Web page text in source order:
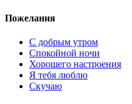
Пожелания
С добрым утром
Спокойной ночи
Хорошего настроения
Я тебя люблю
Скучаю